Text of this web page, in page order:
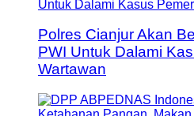
Polres Cianjur Akan
PWI Untuk Dalami
Wartawan